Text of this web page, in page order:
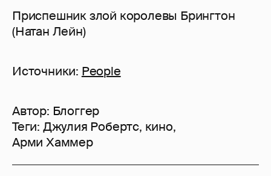
Приспешник злой королевы Брингтон
(Натан Лейн)
Источники: People
Автор: Блоггер
Теги: Джулия Робертс, кино,
Арми Хаммер